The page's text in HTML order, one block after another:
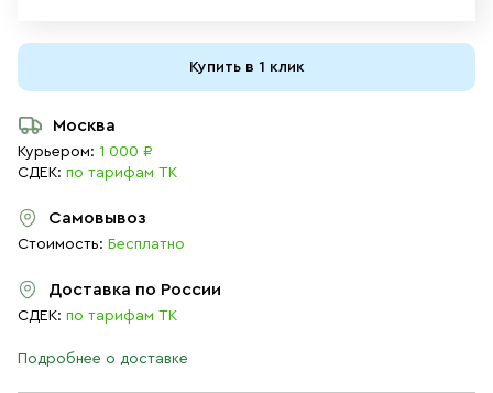
Купить в 1 клик
Москва
Курьером: 1 000 ₽
СДЕК: по тарифам ТК
Самовывоз
Стоимость: Бесплатно
Доставка по России
СДЕК: по тарифам ТК
Подробнее о доставке